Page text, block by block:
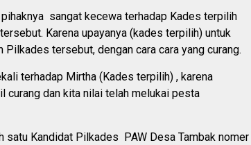
pihaknya sangat kecewa terhadap Kades terpilih
Karena upayanya (kades terpilih) untuk
Pilkades tersebut, dengan cara cara yang curang.
terhadap Mirtha (Kades terpilih) , karena
curang dan kita nilai telah melukai pesta
satu Kandidat Pilkades PAW Desa Tambak nomer